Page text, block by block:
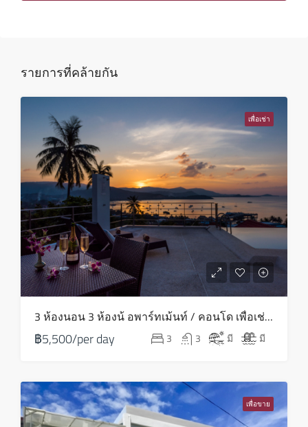
ส.ค.
พฤหัส
13
ส.ค.
ศุกร์
14
เสาร์
15
ส.ค.
อาทิตย์
16
ส.ค.
รายการที่คล้ายกัน
เพื่อเช่า
3 ห้องนอน 3 ห้องน้ อพาร์ทเม้นท์ / คอนโด เพื่อเช่า ใน บางรัก – HV0081
฿5,500/per day 3 3 มี มี
เพื่อขาย